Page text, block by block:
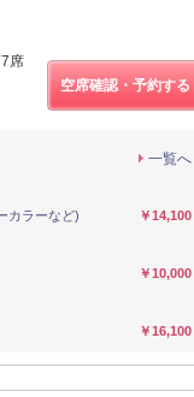
席
空席確認・予約する
一覧へ
カラーなど) ￥14,100
￥10,000
￥16,100